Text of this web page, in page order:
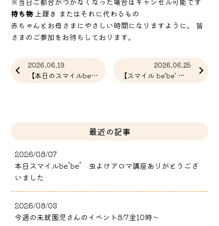
持ち物 上履き またはそれに代わるもの
赤ちゃんとお母さまにやさしい時間になりますように。 皆
さまのご参加をお待ちしております。
2026.06.19
【本日のスマイルbe'be'の活動】ありがとう
2026.06.25
【スマイル be'be' 講座 中止のお知らせ
最近の記事
2026/08/07
本日スマイルbe’be’ 虫よけアロマ講座ありがとうござ
いました
2026/08/03
今週の未就園児さんのイベント8/7金10時～